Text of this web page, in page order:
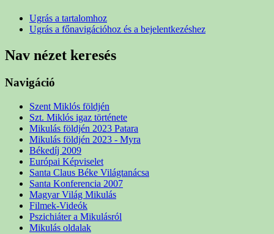
Ugrás a tartalomhoz
Ugrás a főnavigációhoz és a bejelentkezéshez
Nav nézet keresés
Navigáció
Szent Miklós földjén
Szt. Miklós igaz története
Mikulás földjén 2023 Patara
Mikulás földjén 2023 - Myra
Békedíj 2009
Európai Képviselet
Santa Claus Béke Világtanácsa
Santa Konferencia 2007
Magyar Világ Mikulás
Filmek-Videók
Pszichiáter a Mikulásról
Mikulás oldalak